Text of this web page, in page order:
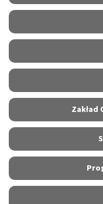
Zakład